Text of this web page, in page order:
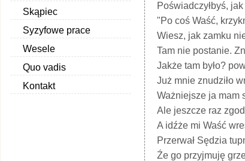
Skąpiec
Syzyfowe prace
Wesele
Quo vadis
Kontakt
Poświadczyłbyś,
"Po coś Waść,
Wiesz, jak zamku
Tam nie postanie.
Jakże tam było?
Już mnie znudziło
Ważniejsze ja mam
Ale jeszcze raz
A idźże mi Waść
Przerwał Sędzia
Źe go przyjmuję